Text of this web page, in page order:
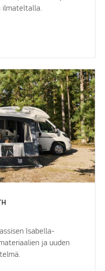
ilmateltalla.
Isabella-
ja uuden